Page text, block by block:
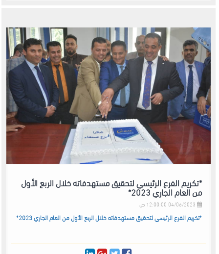
*تكريم الفرع الرئيسي لتحقيق مستهدفاته خلال الربع الأول
من العام الجاري 2023*
*تكريم الفرع الرئيسي لتحقيق مستهدفاته خلال الربع الأول من العام الجاري 2023*